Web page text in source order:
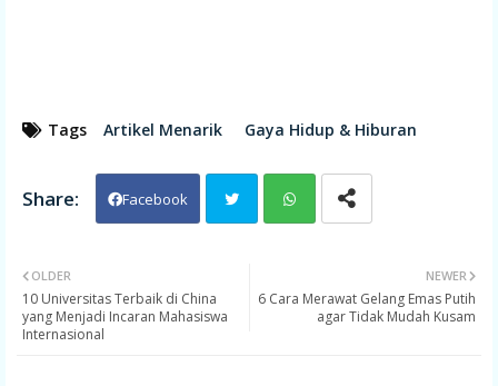
Tags Artikel Menarik Gaya Hidup & Hiburan
Facebook
ats
NEWER
6 Cara Merawat Gelang Emas Putih
agar Tidak Mudah Kusam
OLDER
10 Universitas Terbaik di China
yang Menjadi Incaran Mahasiswa
Internasional